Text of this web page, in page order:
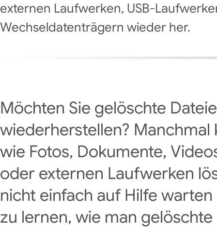
externen Laufwerken, USB-
Wechseldatenträgern wieder her.
Möchten Sie gelöschte
wiederherstellen? Manchmal
wie Fotos, Dokumente,
oder externen Laufwerken
nicht einfach auf Hilfe
zu lernen, wie man